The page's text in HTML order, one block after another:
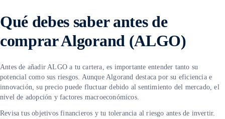
Qué debes saber antes de
comprar Algorand (ALGO)
Antes de añadir ALGO a tu cartera, es importante entender tanto su
potencial como sus riesgos. Aunque Algorand destaca por su eficiencia e
innovación, su precio puede fluctuar debido al sentimiento del mercado, el
nivel de adopción y factores macroeconómicos.
Revisa tus objetivos financieros y tu tolerancia al riesgo antes de invertir.